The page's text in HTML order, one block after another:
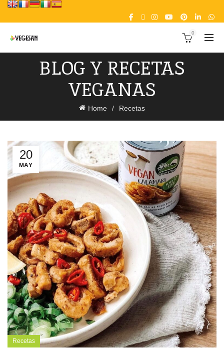
0
BLOG Y RECETAS
VEGANAS
Home Recetas
20
MAY
Recetas